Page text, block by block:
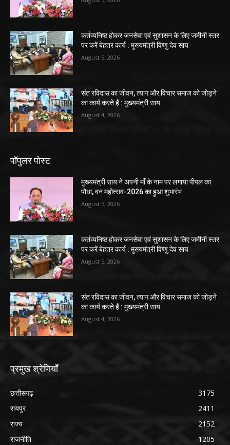
कर्तव्यनिष्ठ होकर जनसेवा एवं सुशासन के लिए जमीनी स्तर
पर करें बेहतर कार्य : मुख्यमंत्री विष्णु देव साय
August 5, 2026
संत रविदास का जीवन, त्याग और विचार समाज को जोड़ने
का कार्य करते हैं : मुख्यमंत्री साय
August 4, 2026
पॉपुलर पोस्ट
मुख्यमंत्री साय ने अपनी माँ के नाम पर लगाया पीपल का
पौधा, वन महोत्सव-2026 का हुआ शुभारंभ
August 5, 2026
कर्तव्यनिष्ठ होकर जनसेवा एवं सुशासन के लिए जमीनी स्तर
पर करें बेहतर कार्य : मुख्यमंत्री विष्णु देव साय
August 5, 2026
संत रविदास का जीवन, त्याग और विचार समाज को जोड़ने
का कार्य करते हैं : मुख्यमंत्री साय
August 4, 2026
प्रमुख श्रेणियाँ
छत्तीसगढ़
3175
रायपुर
2411
राज्य
2152
राजनीति
1205